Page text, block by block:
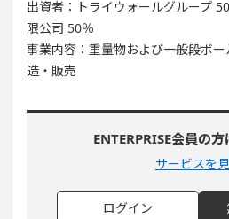
出資者：トライウォールグループ
限公司 50％
事業内容：重量物および一般段ボ
造・販売
ENTERPRISE会員の
サービスを
ログイン